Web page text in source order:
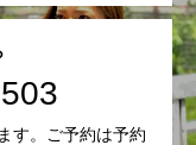
す。ご予約は予約